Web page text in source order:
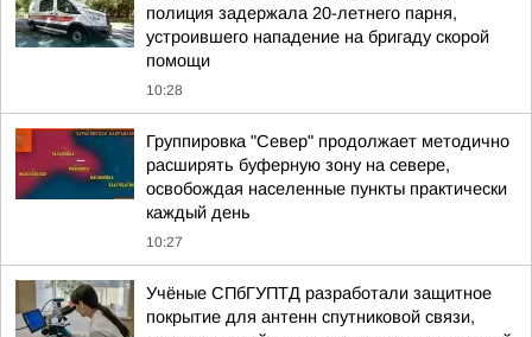
полиция задержала 20-летнего парня,
устроившего нападение на бригаду скорой
помощи
10:28
Группировка "Север" продолжает методично
расширять буферную зону на севере,
освобождая населенные пункты практически
каждый день
10:27
Учёные СПбГУПТД разработали защитное
покрытие для антенн спутниковой связи,